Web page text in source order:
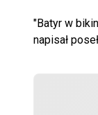
"Batyr w
napisał